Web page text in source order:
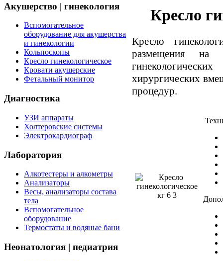
Акушерство | гинекология
Вспомогательное
оборудование для акушерства
и гинекологии
Кольпоскопы
Кресло гинекологическое
Кровати акушерские
Фетальный монитор
Диагностика
УЗИ аппараты
Холтеровские системы
Электрокардиограф
Лаборатория
Алкотестеры и алкометры
Анализаторы
Весы, анализаторы состава
тела
Вспомогательное
оборудование
Термостаты и водяные бани
Неонатология | педиатрия
Кресло
Кресло
размещения на
хирургических
процедур.